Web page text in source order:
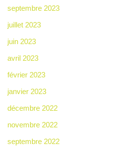
septembre 2023
juillet 2023
juin 2023
avril 2023
février 2023
janvier 2023
décembre 2022
novembre 2022
septembre 2022